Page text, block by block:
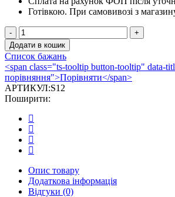
Готівкою. При самовивозі з
Піч
камін
чавунна
KAWMET
Premium
ATHENA
(12,3
kW)
EKO
кількість
Додати в кошик
Список бажань
<span class="ts-tooltip button-tooltip" data-
порівняння">Порівняти</span>
АРТИКУЛ:S12
Поширити:
Опис товару
Додаткова інформація
Відгуки (0)